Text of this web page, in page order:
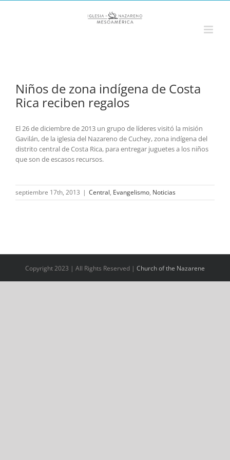
Niños de zona indígena de Costa
Rica reciben regalos
El 26 de diciembre de 2013 un grupo de líderes visitó la misión
Gavilán, de la iglesia del Nazareno de Cuchey, zona indígena del
distrito central de Costa Rica, para entregar juguetes a los niños
que son de escasos recursos.
septiembre 17th, 2013 | Central, Evangelismo, Noticias
Copyright 2023 | All Rights Reserved | Church of the Nazarene